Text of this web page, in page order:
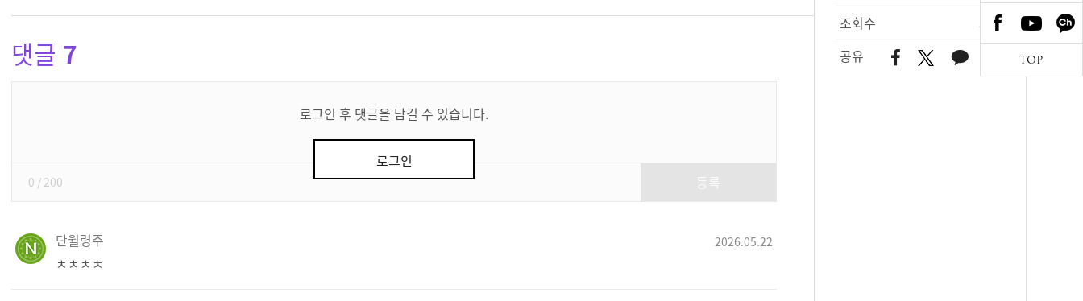
조회수
374
공유
댓글 7
로그인 후 댓글을 남길 수 있습니다.
로그인
0 / 200
단월령주 2026.05.22
ㅊㅊㅊㅊ
TOP